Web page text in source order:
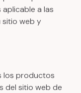
a las
sitio web y
los productos
del sitio web de